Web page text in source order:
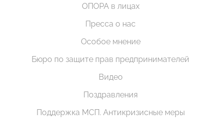
ОПОРА в лицах
Пресса о нас
Особое мнение
Бюро по защите прав предпринимателей
Видео
Поздравления
Поддержка МСП. Антикризисные меры